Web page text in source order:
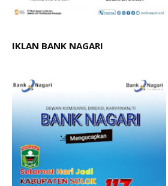
IKLAN BANK NAGARI